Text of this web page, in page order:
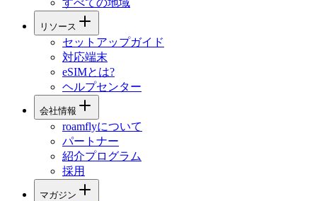
リソース
セットアップガイド
対応端末
eSIMとは?
ヘルプセンター
会社情報
roamflyについて
パートナー
紹介プログラム
採用
マガジン